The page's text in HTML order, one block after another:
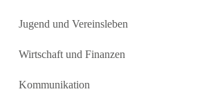
Jugend und Vereinsleben
Wirtschaft und Finanzen
Kommunikation